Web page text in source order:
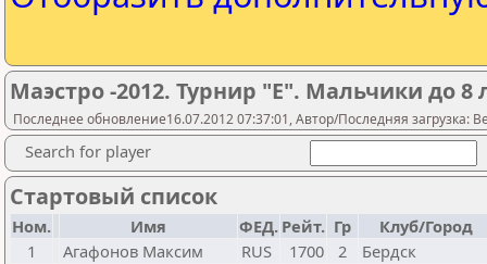
Маэстро -2012. Турнир "E". Мальчики до 8
Последнее обновление16.07.2012 07:37:01, Автор/Последняя загрузка:
Search for player
Стартовый список
Ном. Имя ФЕД. Рейт. Гр
Клуб/Город
1
Агафонов Максим RUS 1700 2
Бердск